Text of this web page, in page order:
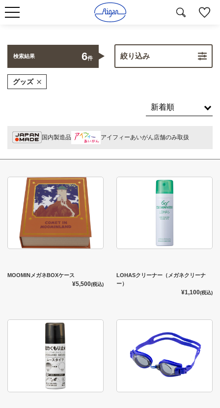
検索結果 6件 絞り込み
グッズ
国内製造品 アイフィーあいがん店舗のみ取扱
MOOMINメガネBOXケース
¥5,500(税込)
LOHASクリーナー（メガネクリーナ
ー）
¥1,100(税込)